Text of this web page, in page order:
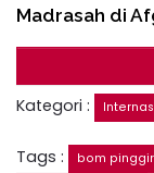
Madrasah di
Kategori :
Tags : bom